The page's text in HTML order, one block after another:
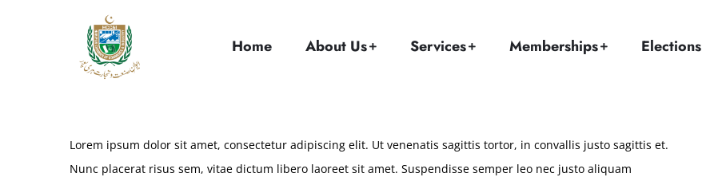
Home About Us Services Memberships Elections
Lorem ipsum dolor sit amet, consectetur adipiscing elit. Ut venenatis sagittis tortor, in convallis justo sagittis et.
Nunc placerat risus sem, vitae dictum libero laoreet sit amet. Suspendisse semper leo nec justo aliquam